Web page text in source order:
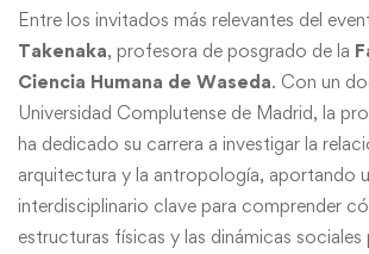
Entre los invitados más relevantes del
Takenaka, profesora de posgrado de la
Ciencia Humana de Waseda. Con un
Universidad Complutense de Madrid, la
ha dedicado su carrera a investigar la
arquitectura y la antropología, aportando
interdisciplinario clave para comprender
estructuras físicas y las dinámicas sociales